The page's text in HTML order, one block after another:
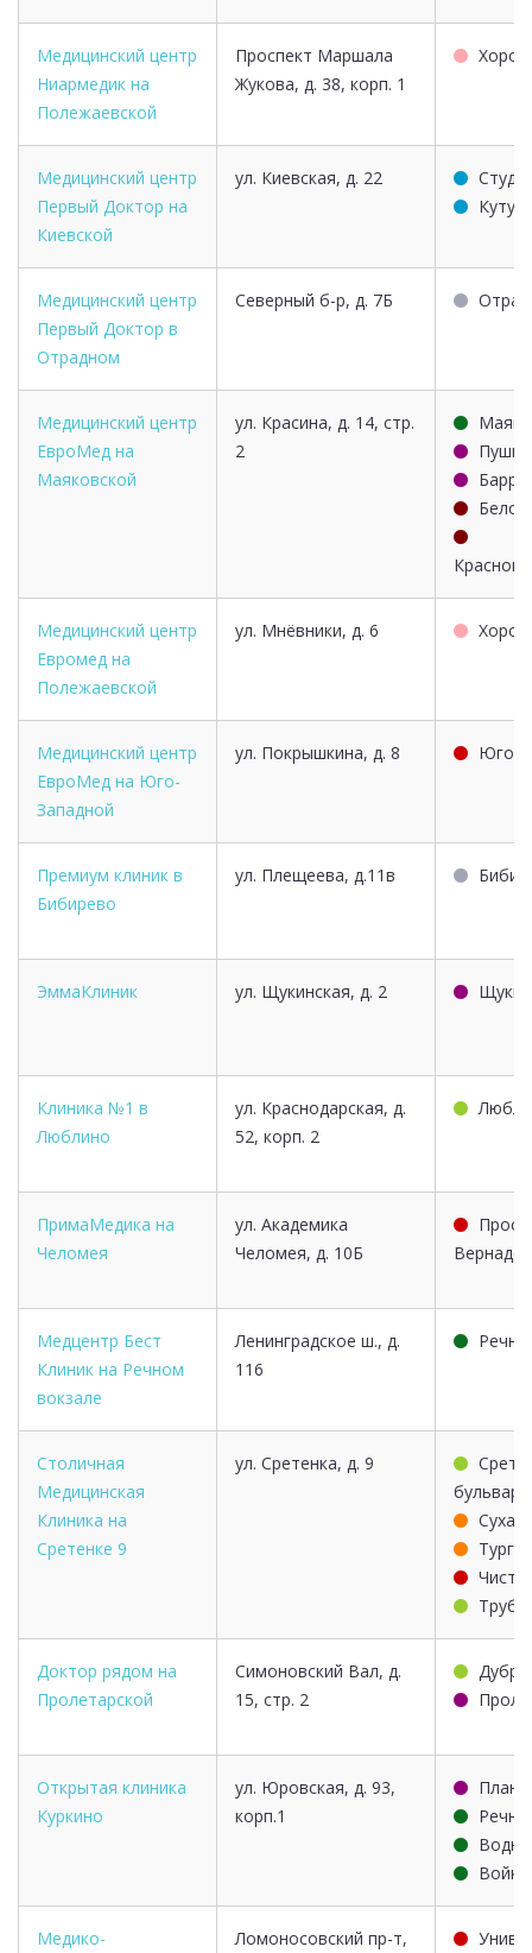
Медицинский центр
Ниармедик на
Полежаевской
Проспект Маршала
Жукова, д. 38, корп. 1
Медицинский центр
Первый Доктор на
Киевской
ул. Киевская, д. 22
Медицинский центр
Первый Доктор в
Отрадном
Северный б-р, д. 7Б
Медицинский центр
ЕвроМед на
Маяковской
ул. Красина, д. 14, стр.
2
Медицинский центр
Евромед на
Полежаевской
ул. Мнёвники, д. 6
Медицинский центр
ЕвроМед на Юго-
Западной
ул. Покрышкина, д. 8 Юго-
Премиум клиник в
Бибирево
ул. Плещеева, д.11в
ЭммаКлиник ул. Щукинская, д. 2
Клиника №1 в
Люблино
ул. Краснодарская, д.
52, корп. 2
ПримаМедика на
Челомея
ул. Академика
Челомея, д. 10Б
Медцентр Бест
Клиник на Речном
вокзале
Ленинградское ш., д.
116
Столичная
Медицинская
Клиника на
Сретенке 9
ул. Сретенка, д. 9
бульвар
Доктор рядом на
Пролетарской
Симоновский Вал, д.
15, стр. 2
Открытая клиника
Куркино
ул. Юровская, д. 93,
корп.1
Медико-
Ломоносовский пр-т,